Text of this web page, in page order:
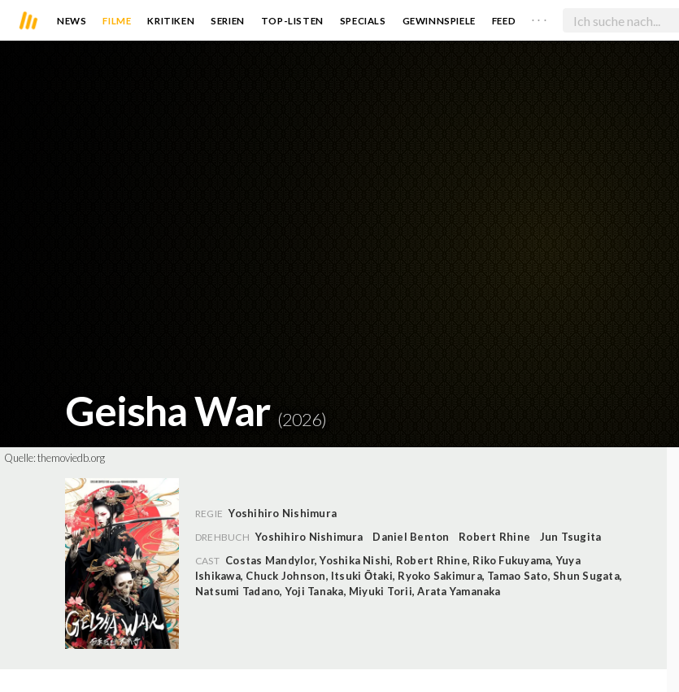
NEWS FILME KRITIKEN SERIEN TOP-LISTEN SPECIALS GEWINNSPIELE FEED . . .
Geisha War (2026)
Quelle:themoviedb.org
REGIE Yoshihiro Nishimura
DREHBUCH Yoshihiro Nishimura Daniel Benton Robert Rhine Jun Tsugita
CAST Costas Mandylor,Yoshika Nishi, Robert Rhine, Riko Fukuyama,Yuya
Ishikawa, Chuck Johnson, Itsuki Ōtaki, Ryoko Sakimura, Tamao Sato,Shun Sugata,
Natsumi Tadano,Yoji Tanaka, Miyuki Torii,Arata Yamanaka